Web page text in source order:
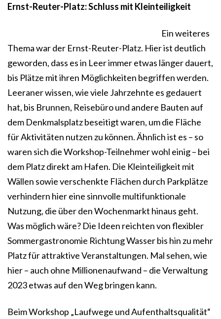
Ernst-Reuter-Platz: Schluss mit Kleinteiligkeit
Ein weiteres
Thema war der Ernst-Reuter-Platz. Hier ist deutlich
geworden, dass es in Leer immer etwas länger dauert,
bis Plätze mit ihren Möglichkeiten begriffen werden.
Leeraner wissen, wie viele Jahrzehnte es gedauert
hat, bis Brunnen, Reisebüro und andere Bauten auf
dem Denkmalsplatz beseitigt waren, um die Fläche
für Aktivitäten nutzen zu können. Ähnlich ist es – so
waren sich die Workshop-Teilnehmer wohl einig – bei
dem Platz direkt am Hafen. Die Kleinteiligkeit mit
Wällen sowie verschenkte Flächen durch Parkplätze
verhindern hier eine sinnvolle multifunktionale
Nutzung, die über den Wochenmarkt hinaus geht.
Was möglich wäre? Die Ideen reichten von flexibler
Sommergastronomie Richtung Wasser bis hin zu mehr
Platz für attraktive Veranstaltungen. Mal sehen, wie
hier – auch ohne Millionenaufwand – die Verwaltung
2023 etwas auf den Weg bringen kann.
Beim Workshop „Laufwege und Aufenthaltsqualität“